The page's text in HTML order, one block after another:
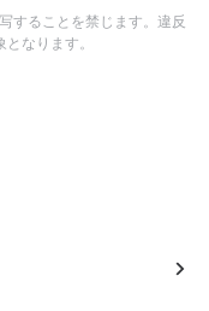
することを禁じます。違反
なります。